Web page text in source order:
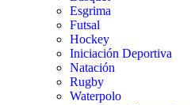
Esgrima
Futsal
Hockey
Iniciación Deportiva
Natación
Rugby
Waterpolo